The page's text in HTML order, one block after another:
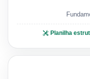
Planilha